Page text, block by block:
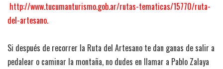
http://www.tucumanturismo.gob.ar/rutas-tematicas/15770/ruta-
del-artesano.
Si después de recorrer la Ruta del Artesano te dan ganas de salir a
pedalear o caminar la montaña, no dudes en llamar a Pablo Zalaya